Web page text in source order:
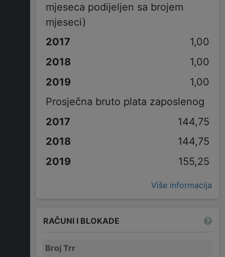
mjeseca podijeljen sa brojem
mjeseci)
1,00
1,00
1,00
Prosječna bruto plata zaposlenog
144,75
144,75
155,25
Više informacija
RAČUNI I BLOKADE
Broj Trr